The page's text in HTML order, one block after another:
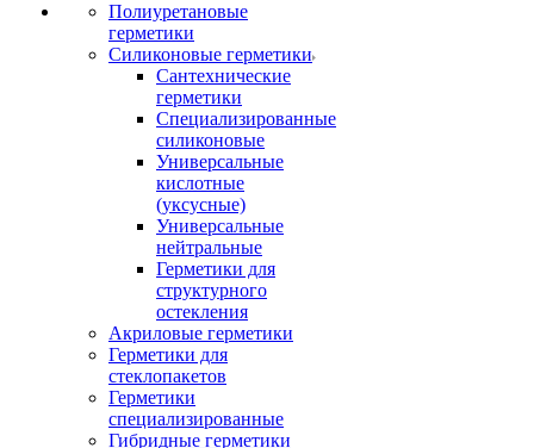
Полиуретановые
герметики
Силиконовые герметики
Сантехнические
герметики
Специализированные
силиконовые
Универсальные
кислотные
(уксусные)
Универсальные
нейтральные
Герметики для
структурного
остекления
Акриловые герметики
Герметики для
стеклопакетов
Герметики
специализированные
Гибридные герметики